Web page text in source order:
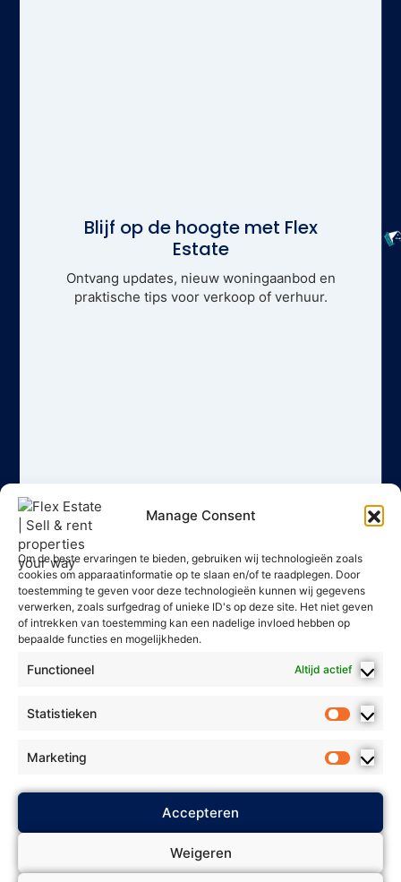
Manage Consent
Om de beste ervaringen te bieden, gebruiken wij technologieën zoals
cookies om apparaatinformatie op te slaan en/of te raadplegen. Door
toestemming te geven voor deze technologieën kunnen wij gegevens
verwerken, zoals surfgedrag of unieke ID's op deze site. Het niet geven
of intrekken van toestemming kan een nadelige invloed hebben op
bepaalde functies en mogelijkheden.
Functioneel Altijd actief
Statistieken
Marketing
Accepteren
Weigeren
Blijf op de hoogte met Flex
Estate
Ontvang updates, nieuw woningaanbod en
praktische tips voor verkoop of verhuur.
2025 Flex Estate - Alle rechten
Privacybeleid
Algemene voorwaarden* *
Biedingsbeleid